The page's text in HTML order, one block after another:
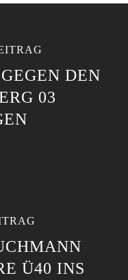
DEN
03
Ü40 INS F